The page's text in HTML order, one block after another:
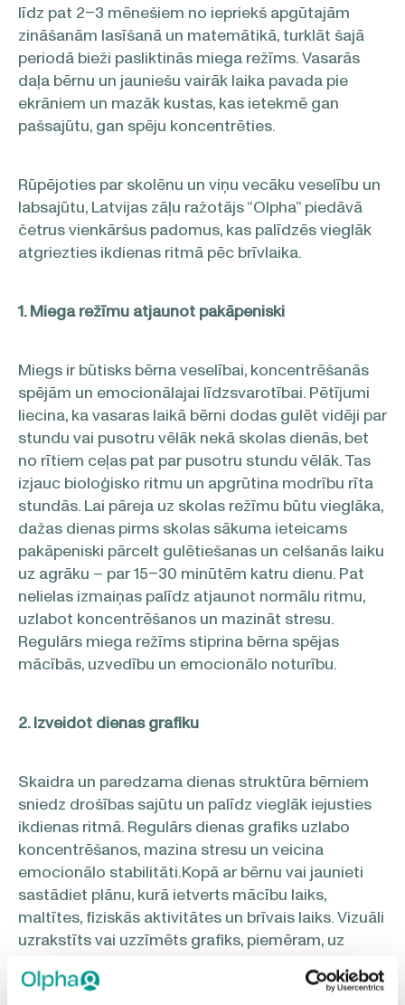
līdz pat 2–3 mēnešiem no iepriekš apgūtajām
zināšanām lasīšanā un matemātikā, turklāt šajā
periodā bieži pasliktinās miega režīms. Vasarās
daļa bērnu un jauniešu vairāk laika pavada pie
ekrāniem un mazāk kustas, kas ietekmē gan
pašsajūtu, gan spēju koncentrēties.
Rūpējoties par skolēnu un viņu vecāku veselību un
labsajūtu, Latvijas zāļu ražotājs “Olpha” piedāvā
četrus vienkāršus padomus, kas palīdzēs vieglāk
atgriezties ikdienas ritmā pēc brīvlaika.
1. Miega režīmu atjaunot pakāpeniski
Miegs ir būtisks bērna veselībai, koncentrēšanās
spējām un emocionālajai līdzsvarotībai. Pētījumi
liecina, ka vasaras laikā bērni dodas gulēt vidēji par
stundu vai pusotru vēlāk nekā skolas dienās, bet
no rītiem ceļas pat par pusotru stundu vēlāk. Tas
izjauc bioloģisko ritmu un apgrūtina modrību rīta
stundās. Lai pāreja uz skolas režīmu būtu vieglāka,
dažas dienas pirms skolas sākuma ieteicams
pakāpeniski pārcelt gulētiešanas un celšanās laiku
uz agrāku – par 15–30 minūtēm katru dienu. Pat
nelielas izmaiņas palīdz atjaunot normālu ritmu,
uzlabot koncentrēšanos un mazināt stresu.
Regulārs miega režīms stiprina bērna spējas
mācībās, uzvedību un emocionālo noturību.
2. Izveidot dienas grafiku
Skaidra un paredzama dienas struktūra bērniem
sniedz drošības sajūtu un palīdz vieglāk iejusties
ikdienas ritmā. Regulārs dienas grafiks uzlabo
koncentrēšanos, mazina stresu un veicina
emocionālo stabilitāti.Kopā ar bērnu vai jaunieti
sastādiet plānu, kurā ietverts mācību laiks,
maltītes, fiziskās aktivitātes un brīvais laiks. Vizuāli
uzrakstīts vai uzzīmēts grafiks, piemēram, uz
atbildīgam par savu dienu.